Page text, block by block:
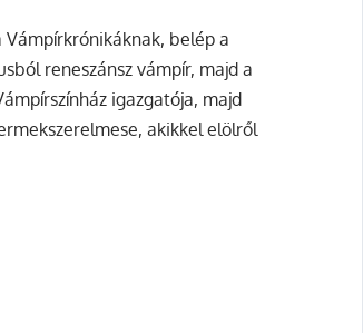
belép a
reneszánsz vámpír, majd a
igazgatója, majd
akikkel elölről